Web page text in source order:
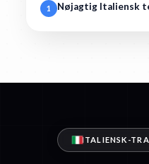
1 Nøjagtig Italiensk
ITALIENSK-